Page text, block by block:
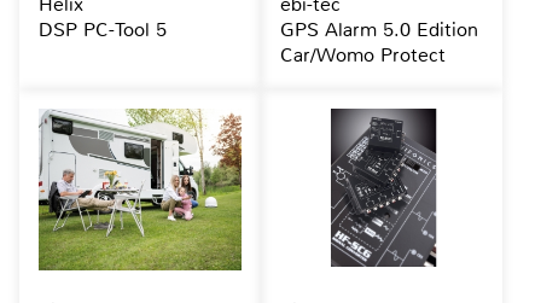
DSP PC-Tool 5
GPS Alarm 5.0 Edition
Car/Womo Protect